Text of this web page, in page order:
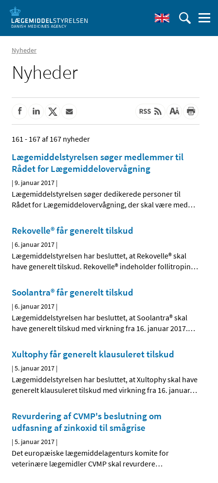
Nyheder
Nyheder
161 - 167 af 167 nyheder
Lægemiddelstyrelsen søger medlemmer til
Rådet for Lægemiddelovervågning
|9. januar 2017 |
Lægemiddelstyrelsen søger dedikerede personer til
Rådet for Lægemiddelovervågning, der skal være med…
Rekovelle® får generelt tilskud
|6. januar 2017 |
Lægemiddelstyrelsen har besluttet, at Rekovelle® skal
have generelt tilskud. Rekovelle® indeholder follitropin…
Soolantra® får generelt tilskud
|6. januar 2017 |
Lægemiddelstyrelsen har besluttet, at Soolantra® skal
have generelt tilskud med virkning fra 16. januar 2017.…
Xultophy får generelt klausuleret tilskud
|5. januar 2017 |
Lægemiddelstyrelsen har besluttet, at Xultophy skal have
generelt klausuleret tilskud med virkning fra 16. januar…
Revurdering af CVMP's beslutning om
udfasning af zinkoxid til smågrise
|5. januar 2017 |
Det europæiske lægemiddelagenturs komite for
veterinære lægemidler CVMP skal revurdere…